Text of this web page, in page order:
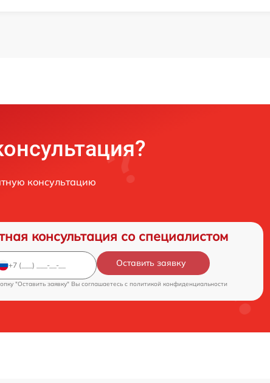
консультацию
консультация со специалистом
Оставить заявку
"Оставить заявку" Вы соглашаетесь c политикой конфиденциальности